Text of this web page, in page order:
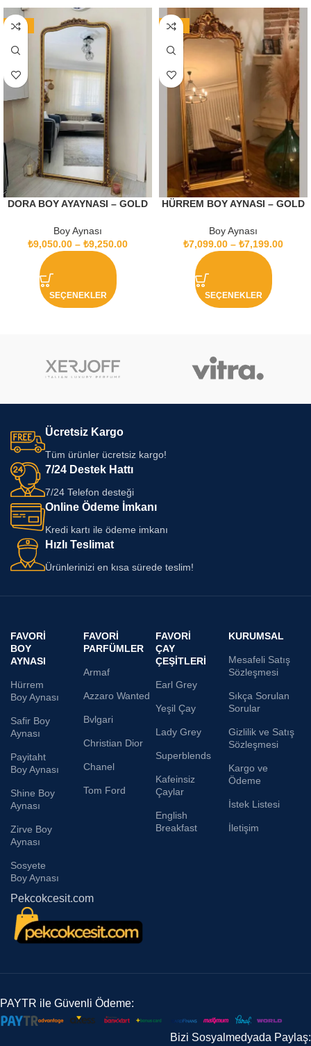
-15%
DORA BOY AYAYNASI – GOLD
Boy Aynası
₺9,050.00 – ₺9,250.00
SEÇENEKLER
-16%
HÜRREM BOY AYNASI – GOLD
Boy Aynası
₺7,099.00 – ₺7,199.00
SEÇENEKLER
Ücretsiz Kargo
Tüm ürünler ücretsiz kargo!
7/24 Destek Hattı
7/24 Telefon desteği
Online Ödeme İmkanı
Kredi kartı ile ödeme imkanı
Hızlı Teslimat
Ürünlerinizi en kısa sürede teslim!
FAVORI
BOY
AYNASI
Hürrem
Boy Aynası
Safir Boy
Aynası
Payitaht
Boy Aynası
Shine Boy
Aynası
Zirve Boy
Aynası
Sosyete
Boy Aynası
FAVORI
PARFÜMLER
Armaf
Azzaro Wanted
Bvlgari
Christian Dior
Chanel
Tom Ford
FAVORI
ÇAY
ÇEŞITLERI
Earl Grey
Yeşil Çay
Lady Grey
Superblends
Kafeinsiz
Çaylar
English
Breakfast
KURUMSAL
Mesafeli Satış
Sözleşmesi
Sıkça Sorulan
Sorular
Gizlilik ve Satış
Sözleşmesi
Kargo ve
Ödeme
İstek Listesi
İletişim
Pekcokcesit.com
PAYTR ile Güvenli Ödeme:
Bizi Sosyalmedyada Paylaş: